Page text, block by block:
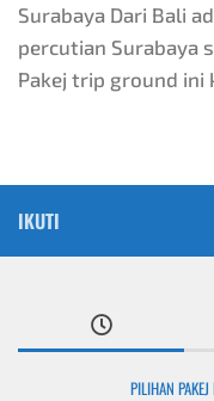
Surabaya Dari Bali
percutian Surabaya
Pakej trip ground ini
IKUTI
PILIHAN